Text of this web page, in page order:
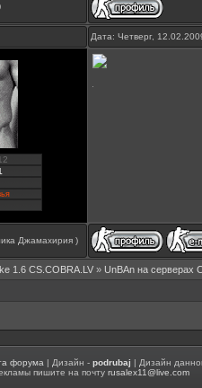
Дата: Четверг,
Джамахирия )
1.6 CS.COBRA.LV » UnBAn на серверах
форума | Дизайн -podrubaj | Дизайн
пишите на почтуrusalex11@live.com